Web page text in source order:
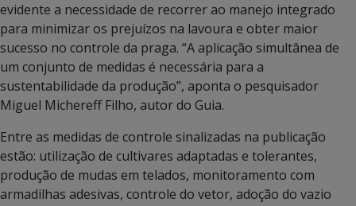
evidente a necessidade de recorrer ao manejo integrado
para minimizar os prejuízos na lavoura e obter maior
sucesso no controle da praga. “A aplicação simultânea de
um conjunto de medidas é necessária para a
sustentabilidade da produção”, aponta o pesquisador
Miguel Michereff Filho, autor do Guia.
Entre as medidas de controle sinalizadas na publicação
estão: utilização de cultivares adaptadas e tolerantes,
produção de mudas em telados, monitoramento com
armadilhas adesivas, controle do vetor, adoção do vazio